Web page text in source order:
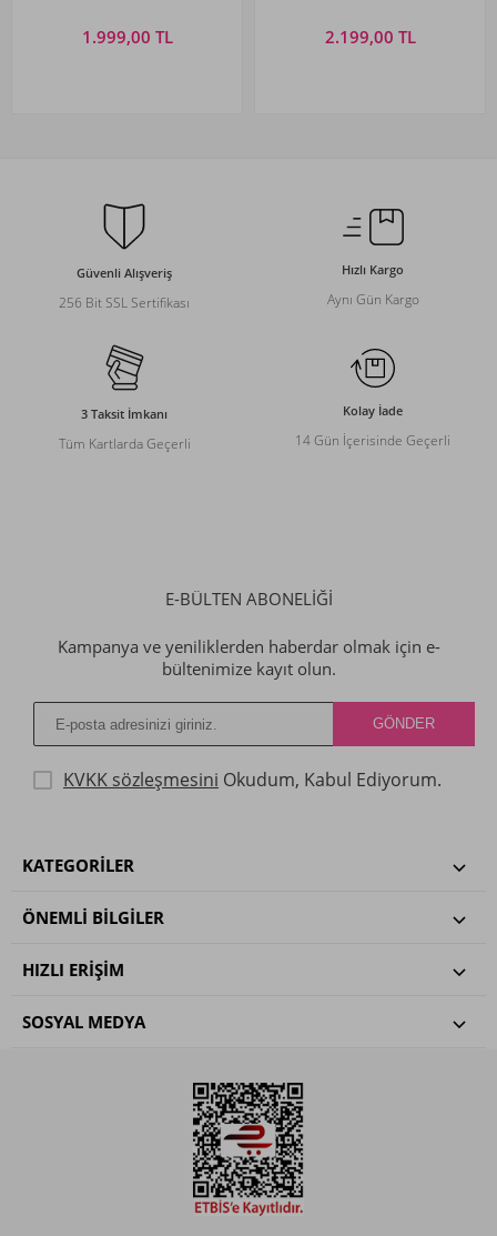
1.999,00 TL 2.199,00 TL
Güvenli Alışveriş
256 Bit SSL Sertifikası
Hızlı Kargo
Aynı Gün Kargo
3 Taksit İmkanı
Tüm Kartlarda Geçerli
Kolay İade
14 Gün İçerisinde Geçerli
E-BÜLTEN ABONELİĞİ
Kampanya ve yeniliklerden haberdar olmak için e-
bültenimize kayıt olun.
KVKK sözleşmesini Okudum, Kabul Ediyorum.
KATEGORILER
ÖNEMLI BILGILER
HIZLI ERIŞIM
SOSYAL MEDYA